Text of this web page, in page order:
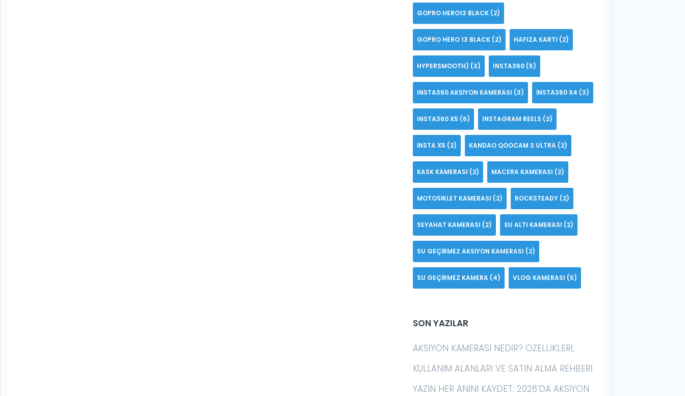
GOPRO HERO13 BLACK (2)
GOPRO HERO 13 BLACK (2) HAFIZA KARTI (2)
HYPERSMOOTH) (3) INSTA360 (5)
INSTA360 AKSIYON KAMERASI (3) INSTA360 X4 (3)
INSTA360 X5 (6) INSTAGRAM REELS (2)
INSTA X5 (2) KANDAO QOOCAM 3 ULTRA (2)
KASK KAMERASI (2) MACERA KAMERASI (2)
MOTOSIKLET KAMERASI (2) ROCKSTEADY (2)
SEYAHAT KAMERASI (2) SU ALTI KAMERASI (2)
SU GEÇIRMEZ AKSIYON KAMERASI (2)
SU GEÇIRMEZ KAMERA (4) VLOG KAMERASI (5)
SON YAZILAR
AKSIYON KAMERASI NEDIR? ÖZELLIKLERI,
KULLANIM ALANLARI VE SATIN ALMA REHBERI
YAZIN HER ANINI KAYDET: 2026’DA AKSIYON